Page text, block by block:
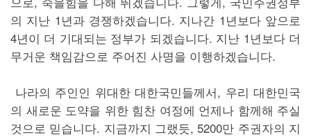
의 지난 1년과 경쟁하겠습니다. 지나간 1년보다 앞으로
4년이 더 기대되는 정부가 되겠습니다. 지난 1년보다 더
무거운 책임감으로 주어진 사명을 이행하겠습니다.
나라의 주인인 위대한 대한국민들께서, 우리 대한민국
의 새로운 도약을 위한 힘찬 여정에 언제나 함께해 주실
것으로 믿습니다. 지금까지 그랬듯, 5200만 주권자의 지